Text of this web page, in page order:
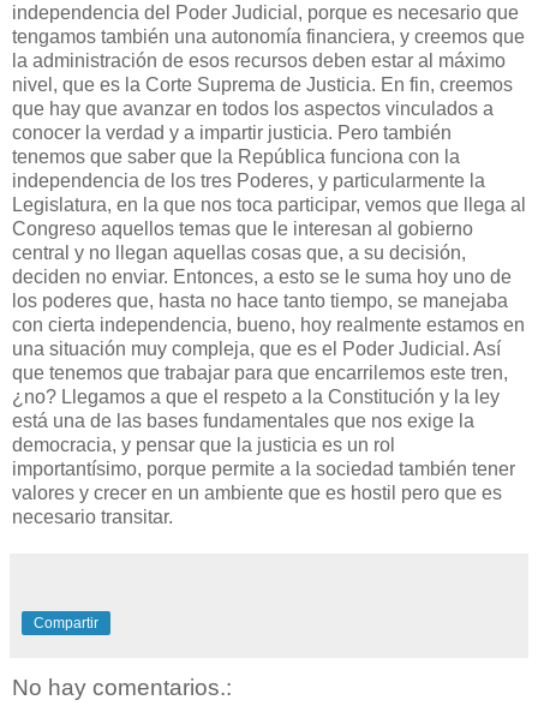
independencia del Poder Judicial, porque es necesario que
tengamos también una autonomía financiera, y creemos que
la administración de esos recursos deben estar al máximo
nivel, que es la Corte Suprema de Justicia. En fin, creemos
que hay que avanzar en todos los aspectos vinculados a
conocer la verdad y a impartir justicia. Pero también
tenemos que saber que la República funciona con la
independencia de los tres Poderes, y particularmente la
Legislatura, en la que nos toca participar, vemos que llega al
Congreso aquellos temas que le interesan al gobierno
central y no llegan aquellas cosas que, a su decisión,
deciden no enviar. Entonces, a esto se le suma hoy uno de
los poderes que, hasta no hace tanto tiempo, se manejaba
con cierta independencia, bueno, hoy realmente estamos en
una situación muy compleja, que es el Poder Judicial. Así
que tenemos que trabajar para que encarrilemos este tren,
¿no? Llegamos a que el respeto a la Constitución y la ley
está una de las bases fundamentales que nos exige la
democracia, y pensar que la justicia es un rol
importantísimo, porque permite a la sociedad también tener
valores y crecer en un ambiente que es hostil pero que es
necesario transitar.
Compartir
No hay comentarios.: